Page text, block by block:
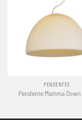
PENDENTES
Pendente Mamma